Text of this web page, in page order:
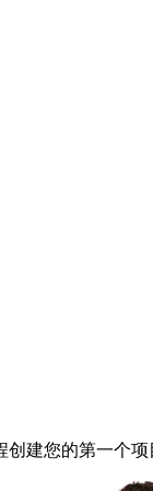
创建您的第一个项